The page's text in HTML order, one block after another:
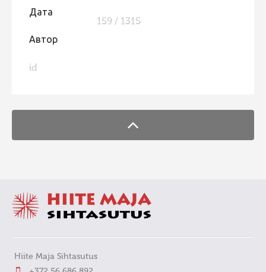
Фотоконкурс 2015
Фотоконкурс 2014
Дата
Автор
id
159 / 1315
Hiite Maja Sihtasutus